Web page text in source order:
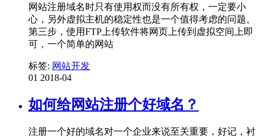
网站注册域名时只有使用权而没有所有权，一定要小
心，另外虚拟主机的稳定性也是一个值得考虑的问题。
第三步，使用FTP上传软件将网页上传到虚拟空间上即
可，一个简单的网站
标签: 网站开发
01 2018-04
如何给网站注册个好域名？
注册一个好的域名对一个企业来说至关重要，好记，衬